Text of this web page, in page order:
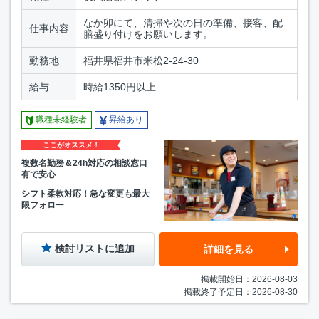
仕事内容
なか卯にて、清掃や次の日の準備、接客、配
膳盛り付けをお願いします。
勤務地 福井県福井市米松2-24-30
給与 時給1350円以上
職種未経験者 昇給あり
ここがオススメ！
複数名勤務＆24h対応の相談窓口
有で安心
シフト柔軟対応！急な変更も最大
限フォロー
検討リストに追加 詳細を見る
掲載開始日：2026-08-03
掲載終了予定日：2026-08-30